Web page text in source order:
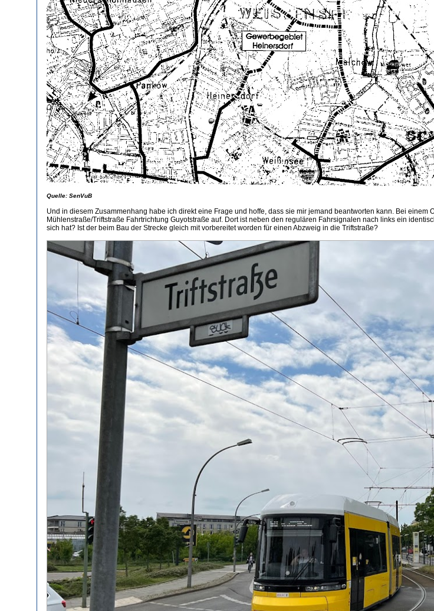
Quelle: SenVuB
Und in diesem Zusammenhang habe ich direkt eine Frage und hoffe, dass sie mir jemand beantworten kann. Bei
Mühlenstraße/Triftstraße Fahrtrichtung Guyotstraße auf. Dort ist neben den regulären Fahrsignalen nach links ein
sich hat? Ist der beim Bau der Strecke gleich mit vorbereitet worden für einen Abzweig in die Triftstraße?